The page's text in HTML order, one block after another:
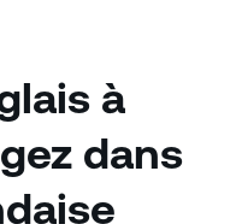
à
dans